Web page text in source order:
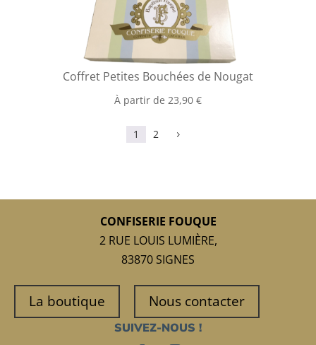
Coffret Petites Bouchées de Nougat
À partir de 23,90 €
1 2 5
CONFISERIE FOUQUE
2 RUE LOUIS LUMIÈRE,
83870 SIGNES
La boutique Nous contacter
SUIVEZ-NOUS !